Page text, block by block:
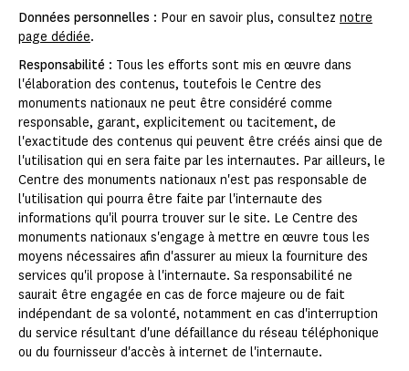
Données personnelles : Pour en savoir plus, consultez notre
page dédiée.
Responsabilité : Tous les efforts sont mis en œuvre dans
l'élaboration des contenus, toutefois le Centre des
monuments nationaux ne peut être considéré comme
responsable, garant, explicitement ou tacitement, de
l'exactitude des contenus qui peuvent être créés ainsi que de
l'utilisation qui en sera faite par les internautes. Par ailleurs, le
Centre des monuments nationaux n'est pas responsable de
l'utilisation qui pourra être faite par l'internaute des
informations qu'il pourra trouver sur le site. Le Centre des
monuments nationaux s'engage à mettre en œuvre tous les
moyens nécessaires afin d'assurer au mieux la fourniture des
services qu'il propose à l'internaute. Sa responsabilité ne
saurait être engagée en cas de force majeure ou de fait
indépendant de sa volonté, notamment en cas d'interruption
du service résultant d'une défaillance du réseau téléphonique
ou du fournisseur d'accès à internet de l'internaute.